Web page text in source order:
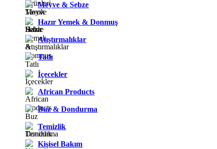
Meyve & Sebze
Hazır Yemek & Donmuş
Atıştırmalıklar
Tatlı
İçecekler
African Products
Buz & Dondurma
Temizlik
Kişisel Bakım